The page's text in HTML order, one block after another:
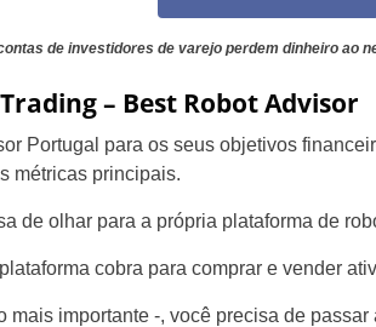
de investidores de varejo perdem dinheiro ao
– Best Robot Advisor
Portugal para os seus objetivos
métricas principais.
de olhar para a própria plataforma de
cobra para comprar e vender
mais importante -, você precisa de